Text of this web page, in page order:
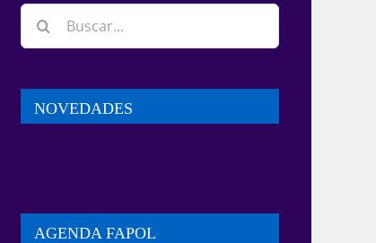
Buscar:
NOVEDADES
AGENDA FAPOL